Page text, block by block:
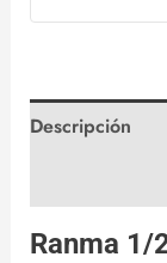
Descripción
Ranma 1/